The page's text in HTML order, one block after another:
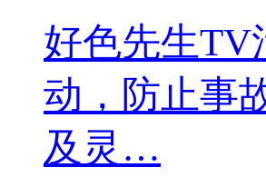
好色先生TV
动，防止
及灵…